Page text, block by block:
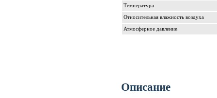
Температура
Относительная влажность воздуха
Атмосферное давление
Описание